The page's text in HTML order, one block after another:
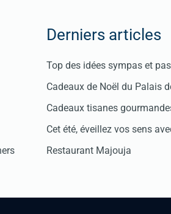
Derniers articles
Top des idées sympas et
Cadeaux de Noël du Palais
Cadeaux tisanes
Cet été, éveillez vos sens
Restaurant Majouja